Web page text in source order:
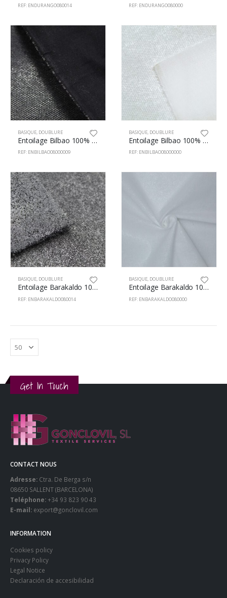
REF: ENDURANGO080014 REF: ENDURANGO080000
BASIQUE, DOUBLURE
Entoilage Bilbao 100% Coton 80cm Noir
REF: ENBILBAO08000009
BASIQUE, DOUBLURE
Entoilage Bilbao 100% Coton 80cm Blanc
REF: ENBILBAO08000000
BASIQUE, DOUBLURE
Entoilage Barakaldo 100% Coton 80cm Noir
REF: ENBARAKALDO080014
BASIQUE, DOUBLURE
Entoilage Barakaldo 100% Coton 80cm Blanc
REF: ENBARAKALDO080000
Get In Touch
CONTACT NOUS
Adresse: Ctra. De Berga s/n
08650 SALLENT (BARCELONA)
Teléphone:+34 93 823 90 43
E-mail: export@gonclovil.com
INFORMATION
Cookies policy
Privacy Policy
Legal Notice
Declaración de accesibilidad